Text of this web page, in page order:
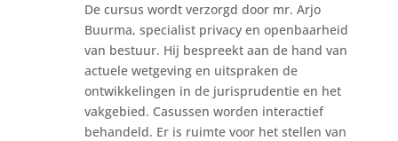
De cursus wordt verzorgd door mr. Arjo
Buurma, specialist privacy en openbaarheid
van bestuur. Hij bespreekt aan de hand van
actuele wetgeving en uitspraken de
ontwikkelingen in de jurisprudentie en het
vakgebied. Casussen worden interactief
behandeld. Er is ruimte voor het stellen van